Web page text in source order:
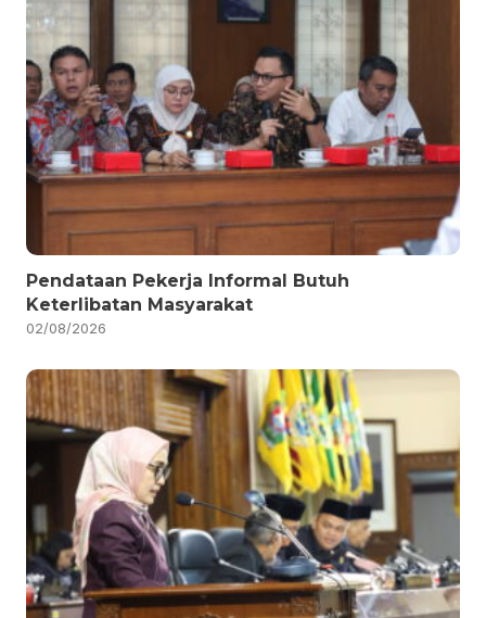
Pendataan Pekerja Informal Butuh
Keterlibatan Masyarakat
02/08/2026